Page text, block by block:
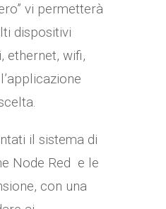
vi permetterà
dispositivi
ethernet, wifi,
il sistema di
Node Red e le
con una